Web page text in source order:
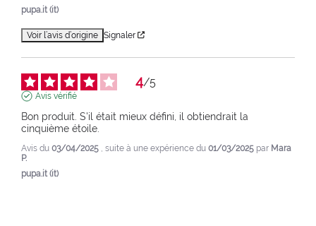
pupa.it (it)
Voir l’avis d’origine Signaler
4/5
Avis vérifié
Bon produit. S'il était mieux défini, il obtiendrait la
cinquième étoile.
Avis du 03/04/2025 , suite à une expérience du 01/03/2025 par Mara
P.
pupa.it (it)